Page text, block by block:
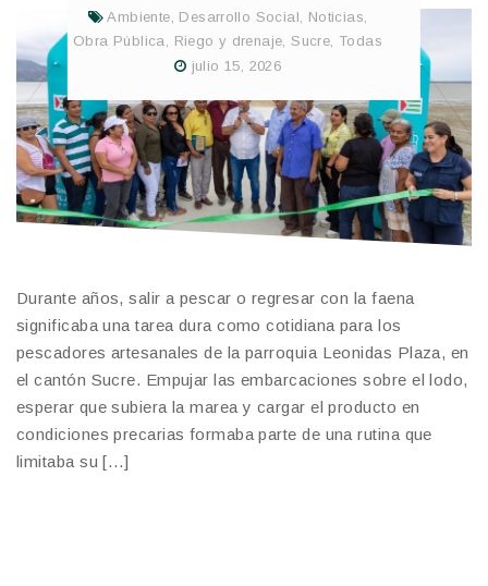
Ambiente, Desarrollo Social, Noticias,
Obra Pública, Riego y drenaje,Sucre, Todas
julio 15, 2026
Durante años, salir a pescar o regresar con la faena
significaba una tarea dura como cotidiana para los
pescadores artesanales de la parroquia Leonidas Plaza, en
el cantón Sucre. Empujar las embarcaciones sobre el lodo,
esperar que subiera la marea y cargar el producto en
condiciones precarias formaba parte de una rutina que
limitaba su […]